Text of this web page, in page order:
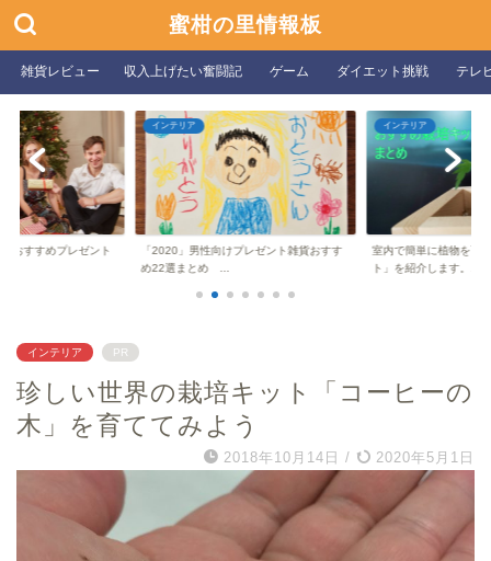
蜜柑の里情報板
雑貨レビュー 収入上げたい奮闘記 ゲーム ダイエット挑戦 テレ
レゼント雑貨おすす
インテリア
室内で簡単に植物を育てられる「栽培キッ
ト」を紹介します。...
ゲーム
エキサイティングなス
37選の最高ゲームラ...
インテリア PR
珍しい世界の栽培キット「コーヒーの
木」を育ててみよう
2018年10月14日 / 2020年5月1日